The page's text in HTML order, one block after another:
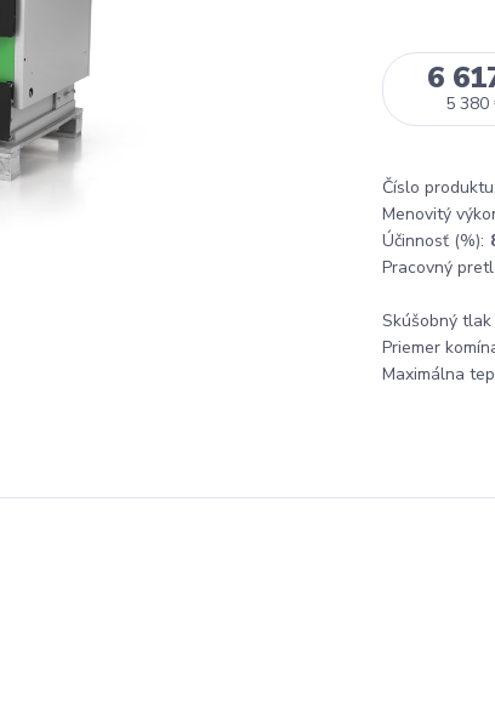
6
5 380
Číslo produktu:
Menovitý
Účinnosť (%):
Pracovný
Skúšobný tlak
Priemer
Maximálna